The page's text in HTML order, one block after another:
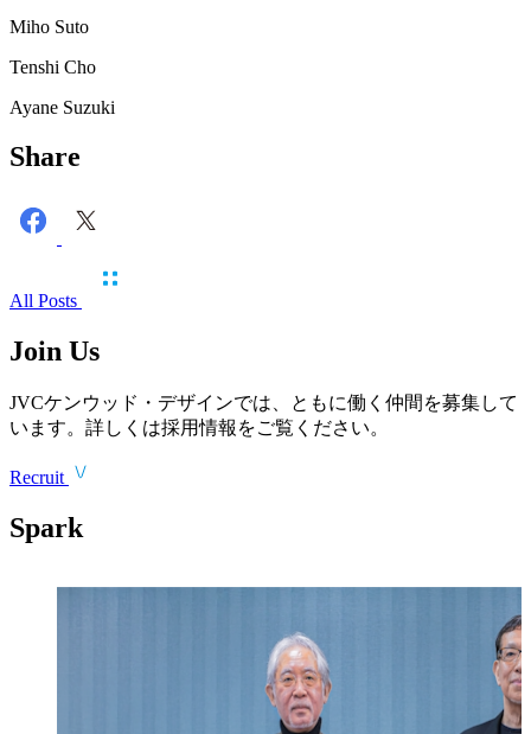
Miho Suto
Tenshi Cho
Ayane Suzuki
Share
All Posts
Join Us
JVCケンウッド・デザインでは、ともに働く仲間を募集して
います。詳しくは採用情報をご覧ください。
Recruit
Spark